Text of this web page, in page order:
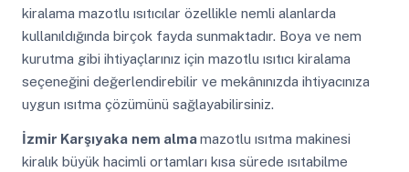
kiralama mazotlu ısıtıcılar özellikle nemli alanlarda
kullanıldığında birçok fayda sunmaktadır. Boya ve nem
kurutma gibi ihtiyaçlarınız için mazotlu ısıtıcı kiralama
seçeneğini değerlendirebilir ve mekânınızda ihtiyacınıza
uygun ısıtma çözümünü sağlayabilirsiniz.
İzmir Karşıyaka nem almamazotlu ısıtma makinesi
kiralık büyük hacimli ortamları kısa sürede ısıtabilme